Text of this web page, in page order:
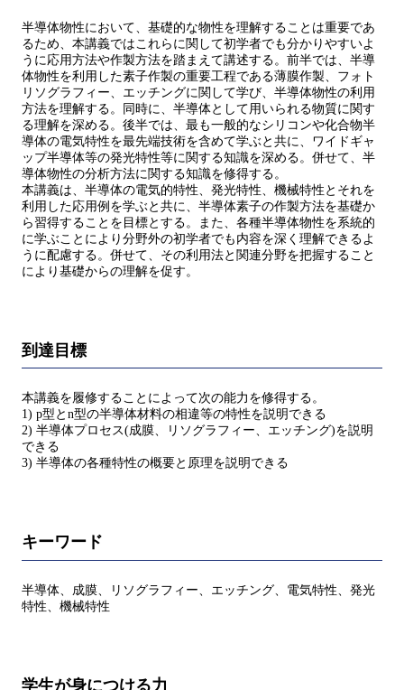
半導体物性において、基礎的な物性を理解することは重要であ
るため、本講義ではこれらに関して初学者でも分かりやすいよ
うに応用方法や作製方法を踏まえて講述する。前半では、半導
体物性を利用した素子作製の重要工程である薄膜作製、フォト
リソグラフィー、エッチングに関して学び、半導体物性の利用
方法を理解する。同時に、半導体として用いられる物質に関す
る理解を深める。後半では、最も一般的なシリコンや化合物半
導体の電気特性を最先端技術を含めて学ぶと共に、ワイドギャ
ップ半導体等の発光特性等に関する知識を深める。併せて、半
導体物性の分析方法に関する知識を修得する。
本講義は、半導体の電気的特性、発光特性、機械特性とそれを
利用した応用例を学ぶと共に、半導体素子の作製方法を基礎か
ら習得することを目標とする。また、各種半導体物性を系統的
に学ぶことにより分野外の初学者でも内容を深く理解できるよ
うに配慮する。併せて、その利用法と関連分野を把握すること
により基礎からの理解を促す。
到達目標
本講義を履修することによって次の能力を修得する。
1) p型とn型の半導体材料の相違等の特性を説明できる
2) 半導体プロセス(成膜、リソグラフィー、エッチング)を説明
できる
3) 半導体の各種特性の概要と原理を説明できる
キーワード
半導体、成膜、リソグラフィー、エッチング、電気特性、発光
特性、機械特性
学生が身につける力